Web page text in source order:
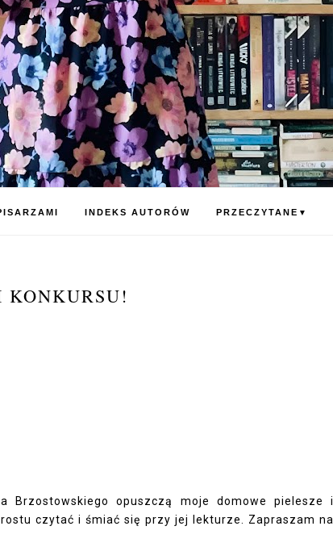
INDEKS AUTORÓW PRZECZYTANE ▼
Brzostowskiego opuszczą moje domowe pielesze i
czytać i śmiać się przy jej lekturze. Zapraszam na